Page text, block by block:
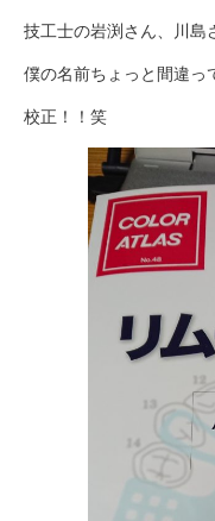
技工士の岩渕さん、川島
僕の名前ちょっと間違っ
校正！！笑